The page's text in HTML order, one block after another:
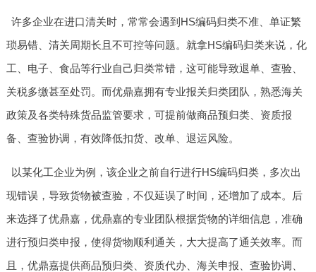
许多企业在进口清关时，常常会遇到HS编码归类不准、单证繁
琐易错、清关周期长且不可控等问题。就拿HS编码归类来说，化
工、电子、食品等行业自己归类常错，这可能导致退单、查验、
关税多缴甚至处罚。而优鼎嘉拥有专业报关归类团队，熟悉海关
政策及各类特殊货品监管要求，可提前做商品预归类、资质报
备、查验协调，有效降低扣货、改单、退运风险。
以某化工企业为例，该企业之前自行进行HS编码归类，多次出
现错误，导致货物被查验，不仅延误了时间，还增加了成本。后
来选择了优鼎嘉，优鼎嘉的专业团队根据货物的详细信息，准确
进行预归类申报，使得货物顺利通关，大大提高了通关效率。而
且，优鼎嘉提供商品预归类、资质代办、海关申报、查验协调、